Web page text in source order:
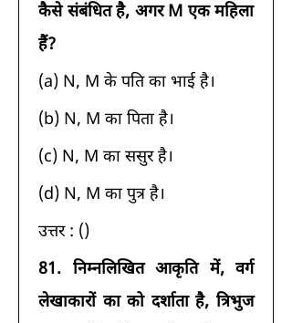
कैसे संबंधित है, अगर M एक महिला
हैं?
(a) N, M के पति का भाई है।
(b) N, M का पिता है।
(c) N, M का ससुर है।
(d) N, M का पुत्र है।
उत्तर : ()
81. निम्नलिखित आकृति में, वर्ग
लेखाकारों का को दर्शाता है, त्रिभुज